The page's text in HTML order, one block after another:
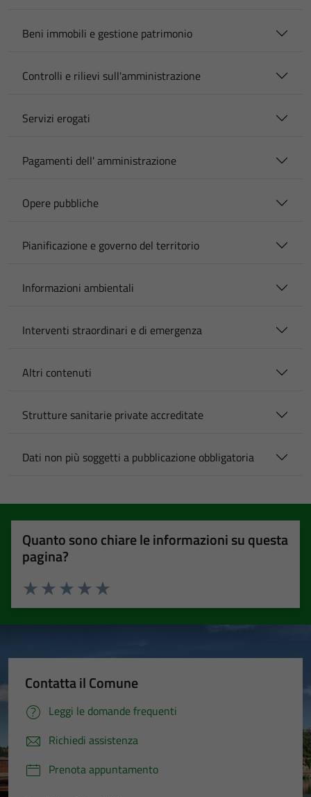
Beni immobili e gestione patrimonio
Controlli e rilievi sull'amministrazione
Servizi erogati
Pagamenti dell' amministrazione
Opere pubbliche
Pianificazione e governo del territorio
Informazioni ambientali
Interventi straordinari e di emergenza
Altri contenuti
Strutture sanitarie private accreditate
Dati non più soggetti a pubblicazione obbligatoria
Quanto sono chiare le informazioni su questa
pagina?
Valuta 5 stelle su 5
Valuta 4 stelle su 5
Valuta 3 stelle su 5
Valuta 2 stelle su 5
Valuta 1 stelle su 5
Contatta il Comune
Leggi le domande frequenti
Richiedi assistenza
Prenota appuntamento